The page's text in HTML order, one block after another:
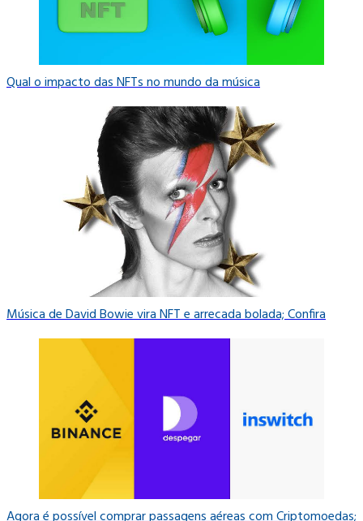
Qual o impacto das NFTs no mundo da música
Música de David Bowie vira NFT e arrecada bolada; Confira
Agora é possível comprar passagens aéreas com Criptomoedas;